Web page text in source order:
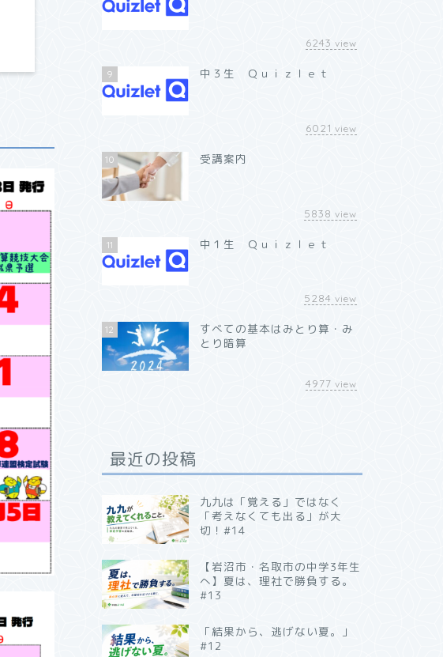
6243 view
9 中３生 Ｑｕｉｚｌｅｔ
6021 view
10 受講案内
5838 view
11 中１生 Ｑｕｉｚｌｅｔ
5284 view
12
すべての基本はみとり算・み
とり暗算
4977 view
最近の投稿
九九は「覚える」ではなく
「考えなくても出る」が大
切！#14
【岩沼市・名取市の中学3年生
へ】夏は、理社で勝負する。
#13
「結果から、逃げない夏。」
#12